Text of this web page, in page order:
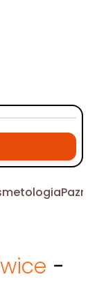
-